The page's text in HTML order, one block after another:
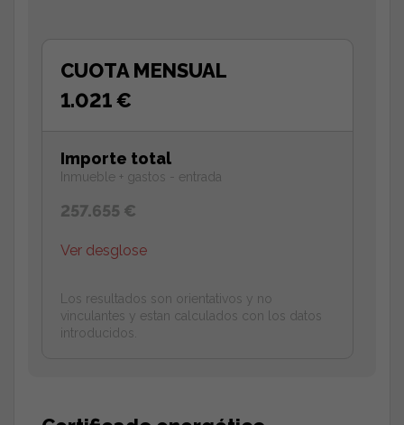
CUOTA MENSUAL
1.021 €
Importe total
Inmueble + gastos - entrada
257.655 €
Ver desglose
Los resultados son orientativos y no
vinculantes y estan calculados con los datos
introducidos.